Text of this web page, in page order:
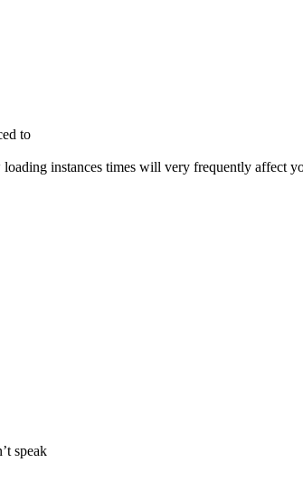
to
instances times will very frequently affect
speak